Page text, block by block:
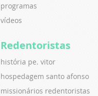
programas
vídeos
Redentoristas
história pe. vitor
hospedagem santo afonso
missionários redentoristas